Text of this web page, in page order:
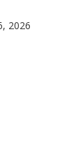
2026